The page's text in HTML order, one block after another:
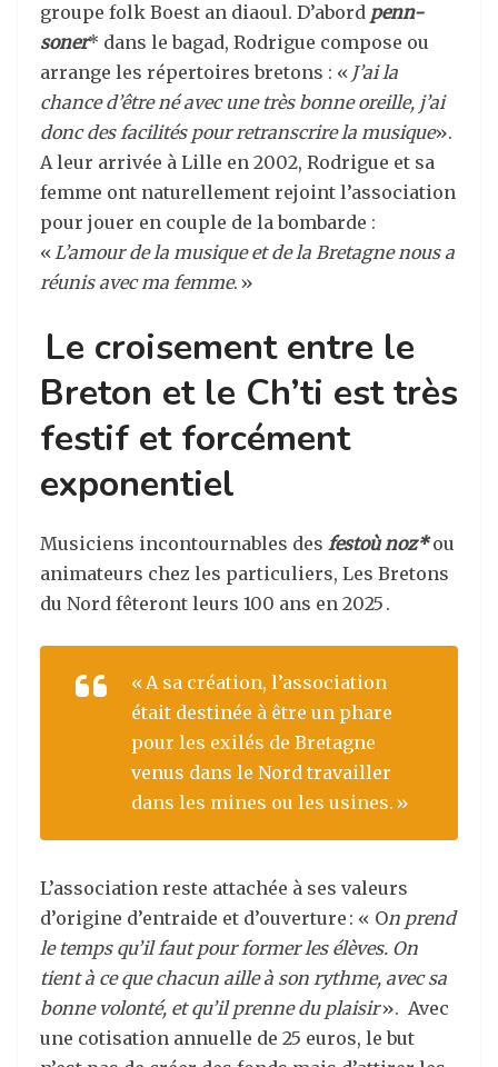
groupe folk Boest an diaoul. D’abord penn-
soner* dans le bagad, Rodrigue compose ou
arrange les répertoires bretons : « J’ai la
chance d’être né avec une très bonne oreille, j’ai
donc des facilités pour retranscrire la musique».
A leur arrivée à Lille en 2002, Rodrigue et sa
femme ont naturellement rejoint l’association
pour jouer en couple de la bombarde :
«L’amour de la musique et de la Bretagne nous a
réunis avec ma femme. »
Le croisement entre le
Breton et le Ch’ti est très
festif et forcément
exponentiel
Musiciens incontournables des festoù noz*ou
animateurs chez les particuliers, Les Bretons
du Nord fêteront leurs 100 ans en 2025 .
« A sa création, l’association
était destinée à être un phare
pour les exilés de Bretagne
venus dans le Nord travailler
dans les mines ou les usines. »
L’association reste attachée à ses valeurs
d’origine d’entraide et d’ouverture : « On prend
le temps qu’il faut pour former les élèves. On
tient à ce que chacun aille à son rythme, avec sa
bonne volonté, et qu’il prenne du plaisir». Avec
une cotisation annuelle de 25 euros, le but